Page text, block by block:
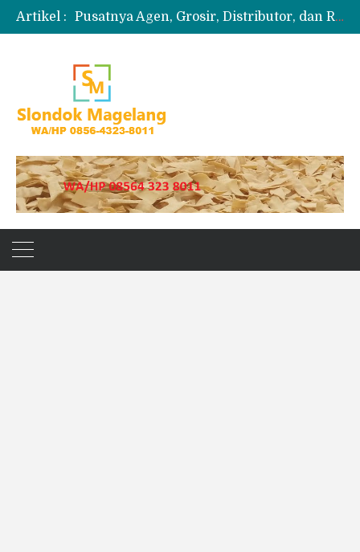
Artikel :
Pusatnya Agen, Grosir, Distributor, dan Reseller Puyur Koin
Produksi Slondok
Jual Puyur Koin Mentah 1 Ball 5 kg